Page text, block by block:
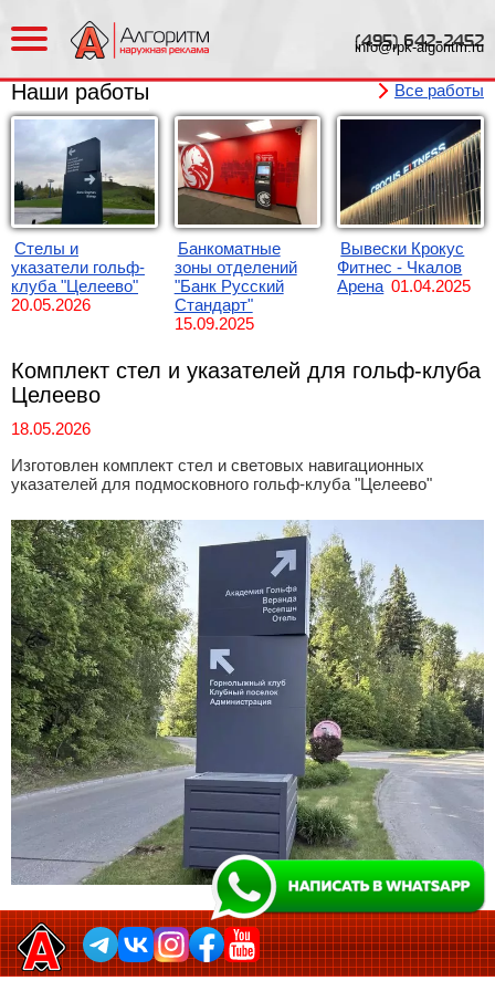
(495) 642-2452
info@rpk-algoritm.ru
Стелы и
указатели гольф-
клуба "Целеево"
20.05.2026
Банкоматные
зоны отделений
"Банк Русский
Стандарт"
15.09.2025
Вывески Крокус
Фитнес - Чкалов
Арена 01.04.2025
Все работы
Комплект стел и указателей для гольф-клуба
Целеево
18.05.2026
Изготовлен комплект стел и световых навигационных
указателей для подмосковного гольф-клуба "Целеево"